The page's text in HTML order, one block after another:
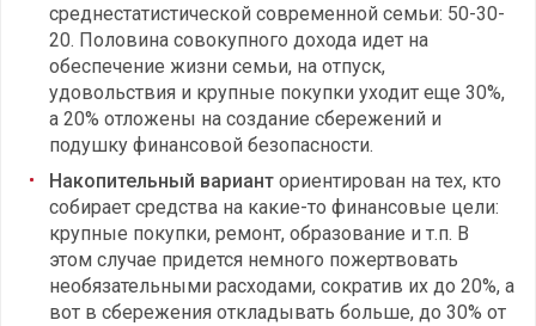
среднестатистической современной семьи: 50-30-
20. Половина совокупного дохода идет на
обеспечение жизни семьи, на отпуск,
удовольствия и крупные покупки уходит еще 30%,
а 20% отложены на создание сбережений и
подушку финансовой безопасности.
Накопительный вариант ориентирован на тех, кто
собирает средства на какие-то финансовые цели:
крупные покупки, ремонт, образование и т.п. В
этом случае придется немного пожертвовать
необязательными расходами, сократив их до 20%, а
вот в сбережения откладывать больше, до 30% от